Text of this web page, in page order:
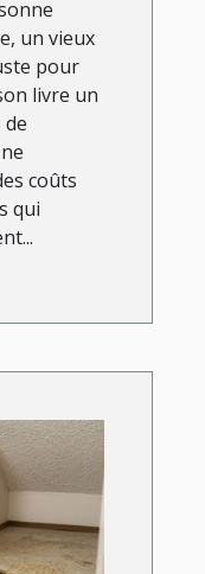
un vieux
pour
livre un
coûts
qui